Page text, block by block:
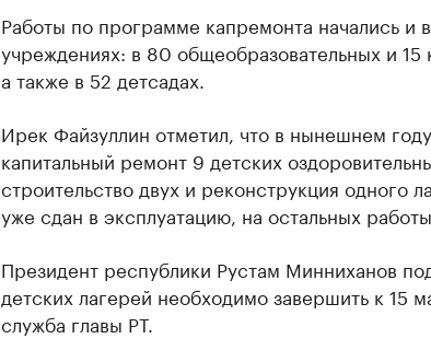
Работы по программе капремонта начались и
учреждениях: в 80 общеобразовательных и 15
а также в 52 детсадах.
Ирек Файзуллин отметил, что в нынешнем
капитальный ремонт 9 детских
строительство двух и реконструкция одного
уже сдан в эксплуатацию, на остальных
Президент республики Рустам Минниханов
детских лагерей необходимо завершить к 15
служба главы РТ.